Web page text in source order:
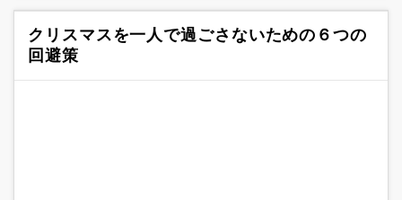
クリスマスを一人で過ごさないための６つの
回避策